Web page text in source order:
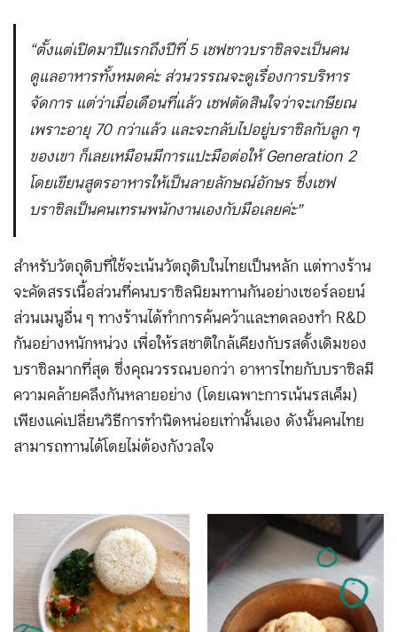
“ตั้งแต่เปิดมาปีแรกถึงปีที่ 5 เชฟชาวบราซิลจะเป็นคน
ดูแลอาหารทั้งหมดค่ะ ส่วนวรรณจะดูเรื่องการบริหาร
จัดการ แต่ว่าเมื่อเดือนที่แล้ว เชฟตัดสินใจว่าจะเกษียณ
เพราะอายุ 70 กว่าแล้ว และจะกลับไปอยู่บราซิลกับลูก ๆ
ของเขา ก็เลยเหมือนมีการแปะมือต่อให้ Generation 2
โดยเขียนสูตรอาหารให้เป็นลายลักษณ์อักษร ซึ่งเชฟ
บราซิลเป็นคนเทรนพนักงานเองกับมือเลยค่ะ”
สำหรับวัตถุดิบที่ใช้จะเน้นวัตถุดิบในไทยเป็นหลัก แต่ทางร้าน
จะคัดสรรเนื้อส่วนที่คนบราซิลนิยมทานกันอย่างเซอร์ลอยน์
ส่วนเมนูอื่น ๆ ทางร้านได้ทำการค้นคว้าและทดลองทำ R&D
กันอย่างหนักหน่วง เพื่อให้รสชาติใกล้เคียงกับรสดั้งเดิมของ
บราซิลมากที่สุด ซึ่งคุณวรรณบอกว่า อาหารไทยกับบราซิลมี
ความคล้ายคลึงกันหลายอย่าง (โดยเฉพาะการเน้นรสเค็ม)
เพียงแค่เปลี่ยนวิธีการทำนิดหน่อยเท่านั้นเอง ดังนั้นคนไทย
สามารถทานได้โดยไม่ต้องกังวลใจ